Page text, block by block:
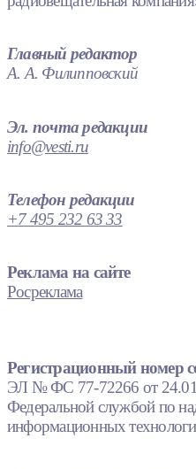
Главный редактор
А. А. Филипповский
Эл. почта редакции
info@vesti.ru
Телефон редакции
+7 495 232 63 33
Реклама на сайте
Росреклама
Регистрационный номер
ЭЛ № ФС 77-72266 от
Федеральной службой по
информационных